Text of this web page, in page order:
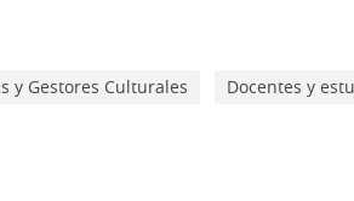
y Gestores Culturales
Docentes y